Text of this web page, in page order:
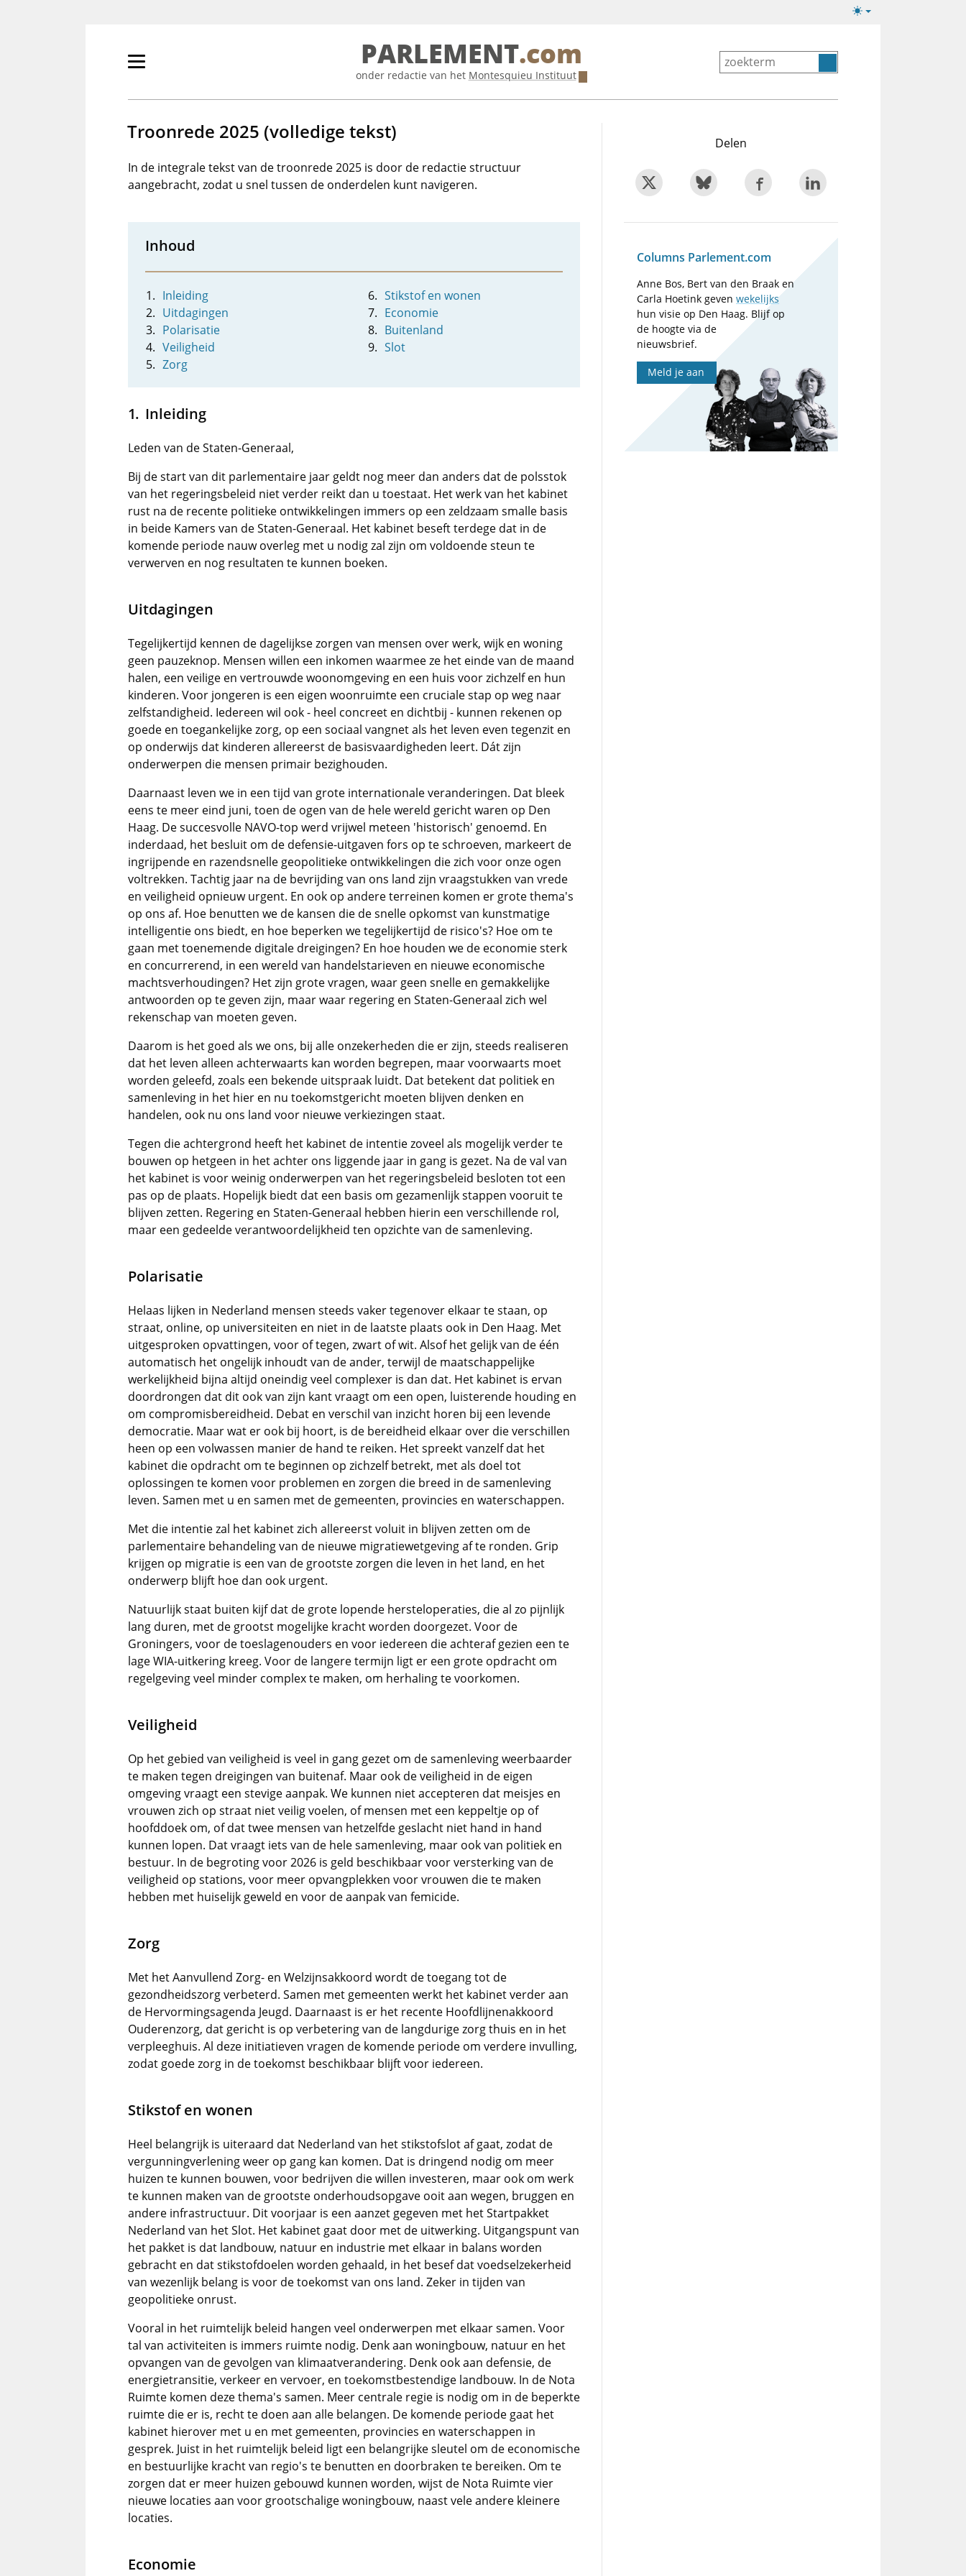
Lichte/donkere
Primair
tonen/verbergen
PARLEMENT.com
onder redactie van het Montesquieu Instituut
Troonrede 2025 (volledige tekst)
In de integrale tekst van de troonrede 2025 is door de redactie structuur
aangebracht, zodat u snel tussen de onderdelen kunt navigeren.
Inhoud
Inleiding
Uitdagingen
Polarisatie
Veiligheid
Zorg
Stikstof en wonen
Economie
Buitenland
Slot
Inleiding
Leden van de Staten-Generaal,
Bij de start van dit parlementaire jaar geldt nog meer dan anders dat de polsstok
van het regeringsbeleid niet verder reikt dan u toestaat. Het werk van het kabinet
rust na de recente politieke ontwikkelingen immers op een zeldzaam smalle basis
in beide Kamers van de Staten-Generaal. Het kabinet beseft terdege dat in de
komende periode nauw overleg met u nodig zal zijn om voldoende steun te
verwerven en nog resultaten te kunnen boeken.
Uitdagingen
Tegelijkertijd kennen de dagelijkse zorgen van mensen over werk, wijk en woning
geen pauzeknop. Mensen willen een inkomen waarmee ze het einde van de maand
halen, een veilige en vertrouwde woonomgeving en een huis voor zichzelf en hun
kinderen. Voor jongeren is een eigen woonruimte een cruciale stap op weg naar
zelfstandigheid. Iedereen wil ook - heel concreet en dichtbij - kunnen rekenen op
goede en toegankelijke zorg, op een sociaal vangnet als het leven even tegenzit en
op onderwijs dat kinderen allereerst de basisvaardigheden leert. Dát zijn
onderwerpen die mensen primair bezighouden.
Daarnaast leven we in een tijd van grote internationale veranderingen. Dat bleek
eens te meer eind juni, toen de ogen van de hele wereld gericht waren op Den
Haag. De succesvolle NAVO-top werd vrijwel meteen 'historisch' genoemd. En
inderdaad, het besluit om de defensie-uitgaven fors op te schroeven, markeert de
ingrijpende en razendsnelle geopolitieke ontwikkelingen die zich voor onze ogen
voltrekken. Tachtig jaar na de bevrijding van ons land zijn vraagstukken van vrede
en veiligheid opnieuw urgent. En ook op andere terreinen komen er grote thema's
op ons af. Hoe benutten we de kansen die de snelle opkomst van kunstmatige
intelligentie ons biedt, en hoe beperken we tegelijkertijd de risico's? Hoe om te
gaan met toenemende digitale dreigingen? En hoe houden we de economie sterk
en concurrerend, in een wereld van handelstarieven en nieuwe economische
machtsverhoudingen? Het zijn grote vragen, waar geen snelle en gemakkelijke
antwoorden op te geven zijn, maar waar regering en Staten-Generaal zich wel
rekenschap van moeten geven.
Daarom is het goed als we ons, bij alle onzekerheden die er zijn, steeds realiseren
dat het leven alleen achterwaarts kan worden begrepen, maar voorwaarts moet
worden geleefd, zoals een bekende uitspraak luidt. Dat betekent dat politiek en
samenleving in het hier en nu toekomstgericht moeten blijven denken en
handelen, ook nu ons land voor nieuwe verkiezingen staat.
Tegen die achtergrond heeft het kabinet de intentie zoveel als mogelijk verder te
bouwen op hetgeen in het achter ons liggende jaar in gang is gezet. Na de val van
het kabinet is voor weinig onderwerpen van het regeringsbeleid besloten tot een
pas op de plaats. Hopelijk biedt dat een basis om gezamenlijk stappen vooruit te
blijven zetten. Regering en Staten-Generaal hebben hierin een verschillende rol,
maar een gedeelde verantwoordelijkheid ten opzichte van de samenleving.
Polarisatie
Helaas lijken in Nederland mensen steeds vaker tegenover elkaar te staan, op
straat, online, op universiteiten en niet in de laatste plaats ook in Den Haag. Met
uitgesproken opvattingen, voor of tegen, zwart of wit. Alsof het gelijk van de één
automatisch het ongelijk inhoudt van de ander, terwijl de maatschappelijke
werkelijkheid bijna altijd oneindig veel complexer is dan dat. Het kabinet is ervan
doordrongen dat dit ook van zijn kant vraagt om een open, luisterende houding en
om compromisbereidheid. Debat en verschil van inzicht horen bij een levende
democratie. Maar wat er ook bij hoort, is de bereidheid elkaar over die verschillen
heen op een volwassen manier de hand te reiken. Het spreekt vanzelf dat het
kabinet die opdracht om te beginnen op zichzelf betrekt, met als doel tot
oplossingen te komen voor problemen en zorgen die breed in de samenleving
leven. Samen met u en samen met de gemeenten, provincies en waterschappen.
Met die intentie zal het kabinet zich allereerst voluit in blijven zetten om de
parlementaire behandeling van de nieuwe migratiewetgeving af te ronden. Grip
krijgen op migratie is een van de grootste zorgen die leven in het land, en het
onderwerp blijft hoe dan ook urgent.
Natuurlijk staat buiten kijf dat de grote lopende hersteloperaties, die al zo pijnlijk
lang duren, met de grootst mogelijke kracht worden doorgezet. Voor de
Groningers, voor de toeslagenouders en voor iedereen die achteraf gezien een te
lage WIA-uitkering kreeg. Voor de langere termijn ligt er een grote opdracht om
regelgeving veel minder complex te maken, om herhaling te voorkomen.
Veiligheid
Op het gebied van veiligheid is veel in gang gezet om de samenleving weerbaarder
te maken tegen dreigingen van buitenaf. Maar ook de veiligheid in de eigen
omgeving vraagt een stevige aanpak. We kunnen niet accepteren dat meisjes en
vrouwen zich op straat niet veilig voelen, of mensen met een keppeltje op of
hoofddoek om, of dat twee mensen van hetzelfde geslacht niet hand in hand
kunnen lopen. Dat vraagt iets van de hele samenleving, maar ook van politiek en
bestuur. In de begroting voor 2026 is geld beschikbaar voor versterking van de
veiligheid op stations, voor meer opvangplekken voor vrouwen die te maken
hebben met huiselijk geweld en voor de aanpak van femicide.
Zorg
Met het Aanvullend Zorg- en Welzijnsakkoord wordt de toegang tot de
gezondheidszorg verbeterd. Samen met gemeenten werkt het kabinet verder aan
de Hervormingsagenda Jeugd. Daarnaast is er het recente Hoofdlijnenakkoord
Ouderenzorg, dat gericht is op verbetering van de langdurige zorg thuis en in het
verpleeghuis. Al deze initiatieven vragen de komende periode om verdere invulling,
zodat goede zorg in de toekomst beschikbaar blijft voor iedereen.
Stikstof en wonen
Heel belangrijk is uiteraard dat Nederland van het stikstofslot af gaat, zodat de
vergunningverlening weer op gang kan komen. Dat is dringend nodig om meer
huizen te kunnen bouwen, voor bedrijven die willen investeren, maar ook om werk
te kunnen maken van de grootste onderhoudsopgave ooit aan wegen, bruggen en
andere infrastructuur. Dit voorjaar is een aanzet gegeven met het Startpakket
Nederland van het Slot. Het kabinet gaat door met de uitwerking. Uitgangspunt van
het pakket is dat landbouw, natuur en industrie met elkaar in balans worden
gebracht en dat stikstofdoelen worden gehaald, in het besef dat voedselzekerheid
van wezenlijk belang is voor de toekomst van ons land. Zeker in tijden van
geopolitieke onrust.
Vooral in het ruimtelijk beleid hangen veel onderwerpen met elkaar samen. Voor
tal van activiteiten is immers ruimte nodig. Denk aan woningbouw, natuur en het
opvangen van de gevolgen van klimaatverandering. Denk ook aan defensie, de
energietransitie, verkeer en vervoer, en toekomstbestendige landbouw. In de Nota
Ruimte komen deze thema's samen. Meer centrale regie is nodig om in de beperkte
ruimte die er is, recht te doen aan alle belangen. De komende periode gaat het
kabinet hierover met u en met gemeenten, provincies en waterschappen in
gesprek. Juist in het ruimtelijk beleid ligt een belangrijke sleutel om de economische
en bestuurlijke kracht van regio's te benutten en doorbraken te bereiken. Om te
zorgen dat er meer huizen gebouwd kunnen worden, wijst de Nota Ruimte vier
nieuwe locaties aan voor grootschalige woningbouw, naast vele andere kleinere
locaties.
Economie
Delen
Columns Parlement.com
Anne Bos, Bert van den Braak en
Carla Hoetink gevenwekelijks
hun visie op Den Haag. Blijf op
de hoogte via de
nieuwsbrief.
Meld je aan